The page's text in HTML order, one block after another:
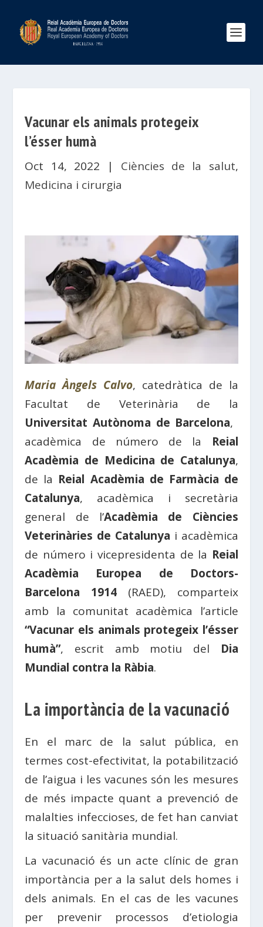
Vacunar els animals protegeix
l’ésser humà
Oct 14, 2022 | Ciències de la salut,
Medicina i cirurgia
Maria Àngels Calvo, catedràtica de la
Facultat de Veterinària de la
Universitat Autònoma de Barcelona, ​​
acadèmica de número de la Reial
Acadèmia de Medicina de Catalunya,
de la Reial Acadèmia de Farmàcia de
Catalunya, acadèmica i secretària
general de l’Acadèmia de Ciències
Veterinàries de Catalunya i acadèmica
de número i vicepresidenta de la Reial
Acadèmia Europea de Doctors-
Barcelona 1914 (RAED), comparteix
amb la comunitat acadèmica l’article
“Vacunar els animals protegeix l’ésser
humà”, escrit amb motiu del Dia
Mundial contra la Ràbia.
La importància de la vacunació
En el marc de la salut pública, en
termes cost-efectivitat, la potabilització
de l’aigua i les vacunes són les mesures
de més impacte quant a prevenció de
malalties infeccioses, de fet han canviat
la situació sanitària mundial.
La vacunació és un acte clínic de gran
importància per a la salut dels homes i
dels animals. En el cas de les vacunes
per prevenir processos d’etiologia